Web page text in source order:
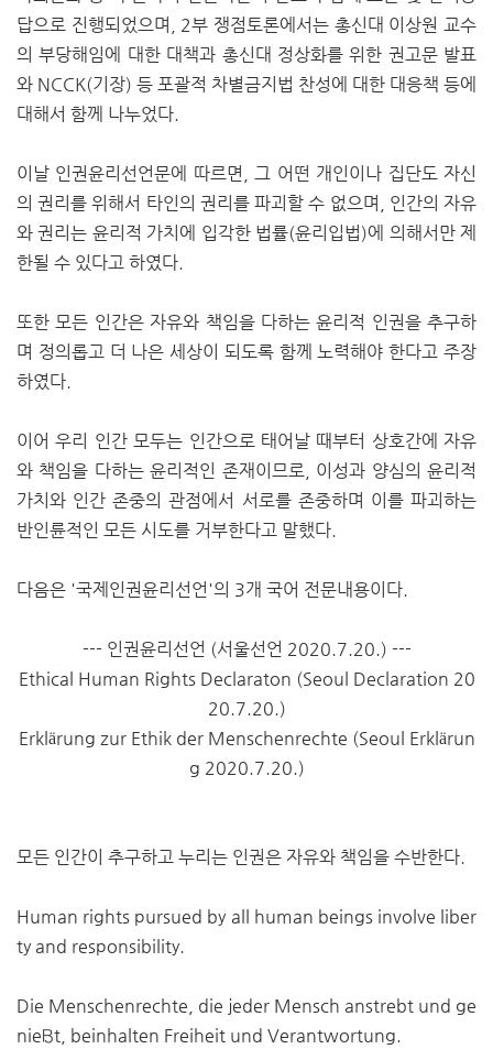
답으로 진행되었으며, 2부 쟁점토론에서는 총신대 이상원 교수
의 부당해임에 대한 대책과 총신대 정상화를 위한 권고문 발표
와 NCCK(기장) 등 포괄적 차별금지법 찬성에 대한 대응책 등에
대해서 함께 나누었다.
이날 인권윤리선언문에 따르면, 그 어떤 개인이나 집단도 자신
의 권리를 위해서 타인의 권리를 파괴할 수 없으며, 인간의 자유
와 권리는 윤리적 가치에 입각한 법률(윤리입법)에 의해서만 제
한될 수 있다고 하였다.
또한 모든 인간은 자유와 책임을 다하는 윤리적 인권을 추구하
며 정의롭고 더 나은 세상이 되도록 함께 노력해야 한다고 주장
하였다.
이어 우리 인간 모두는 인간으로 태어날 때부터 상호간에 자유
와 책임을 다하는 윤리적인 존재이므로, 이성과 양심의 윤리적
가치와 인간 존중의 관점에서 서로를 존중하며 이를 파괴하는
반인륜적인 모든 시도를 거부한다고 말했다.
다음은 '국제인권윤리선언'의 3개 국어 전문내용이다.
--- 인권윤리선언 (서울선언 2020.7.20.) ---
Ethical Human Rights Declaraton (Seoul Declaration 20
20.7.20.)
Erklärung zur Ethik der Menschenrechte (Seoul Erklärun
g 2020.7.20.)
모든 인간이 추구하고 누리는 인권은 자유와 책임을 수반한다.
Human rights pursued by all human beings involve liber
ty and responsibility.
Die Menschenrechte, die jeder Mensch anstrebt und ge
nießt, beinhalten Freiheit und Verantwortung.